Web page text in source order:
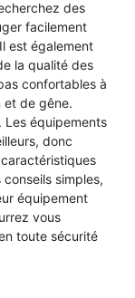
des
facilement
est également
la qualité des
confortables à
et de gêne.
Les équipements
donc
simples,
équipement
vous
toute sécurité